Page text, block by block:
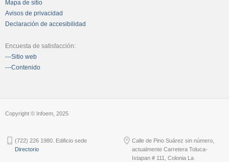
Mapa de sitio
Avisos de privacidad
Declaración de accesibilidad
Encuesta de satisfacción:
---Sitio web
---Contenido
Copyright © Infoem, 2025
(722) 226 1980. Edificio sede
Directorio
Calle de Pino Suárez sin número,
actualmente Carretera Toluca-
Ixtapan # 111, Colonia La